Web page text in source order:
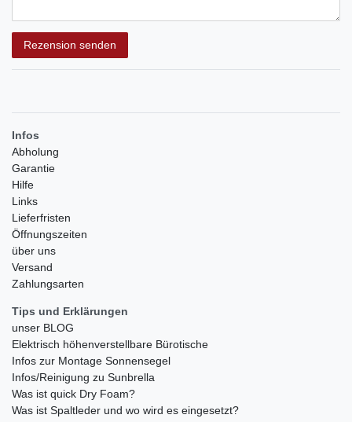
Rezension senden
Infos
Abholung
Garantie
Hilfe
Links
Lieferfristen
Öffnungszeiten
über uns
Versand
Zahlungsarten
Tips und Erklärungen
unser BLOG
Elektrisch höhenverstellbare Bürotische
Infos zur Montage Sonnensegel
Infos/Reinigung zu Sunbrella
Was ist quick Dry Foam?
Was ist Spaltleder und wo wird es eingesetzt?